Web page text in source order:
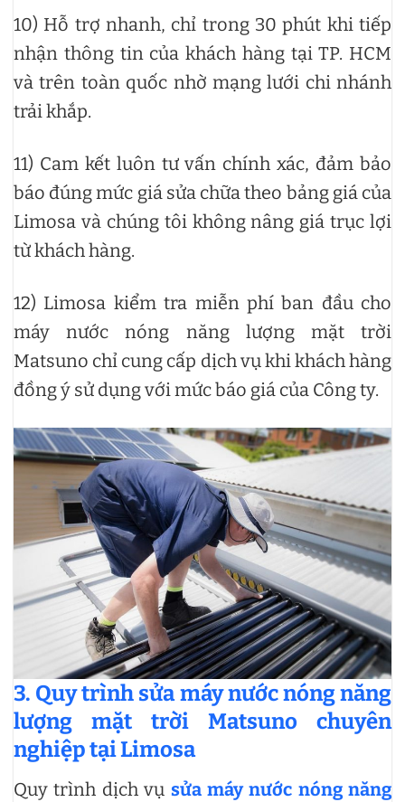
10) Hỗ trợ nhanh, chỉ trong 30 phút khi tiếp
nhận thông tin của khách hàng tại TP. HCM
và trên toàn quốc nhờ mạng lưới chi nhánh
trải khắp.
11) Cam kết luôn tư vấn chính xác, đảm bảo
báo đúng mức giá sửa chữa theo bảng giá của
Limosa và chúng tôi không nâng giá trục lợi
từ khách hàng.
12) Limosa kiểm tra miễn phí ban đầu cho
máy nước nóng năng lượng mặt trời
Matsuno chỉ cung cấp dịch vụ khi khách hàng
đồng ý sử dụng với mức báo giá của Công ty.
3. Quy trình sửa máy nước nóng năng
lượng mặt trời Matsuno chuyên
nghiệp tại Limosa
Quy trình dịch vụ sửa máy nước nóng năng